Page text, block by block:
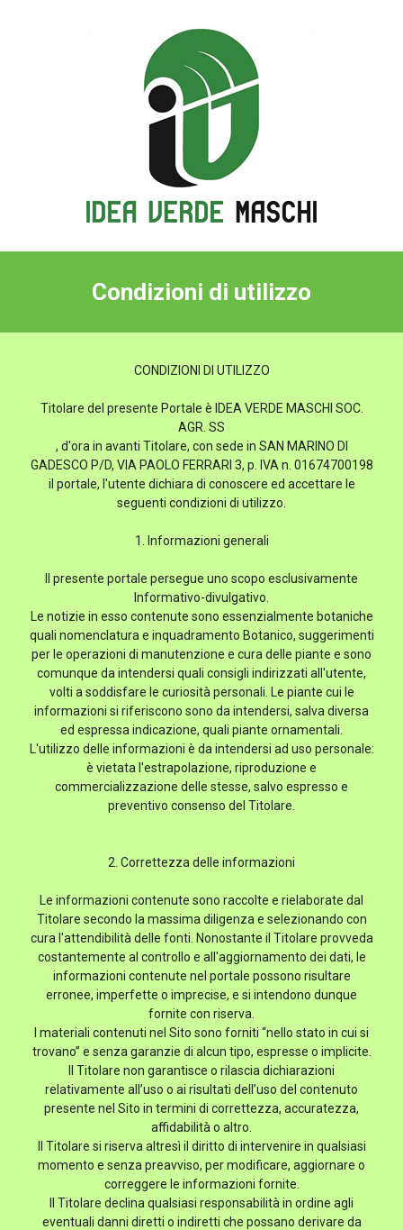
Condizioni di utilizzo
CONDIZIONI DI UTILIZZO
Titolare del presente Portale è IDEA VERDE MASCHI SOC.
AGR. SS
, d'ora in avanti Titolare, con sede in SAN MARINO DI
GADESCO P/D, VIA PAOLO FERRARI 3, p. IVA n. 01674700198
il portale, l'utente dichiara di conoscere ed accettare le
seguenti condizioni di utilizzo.
1. Informazioni generali
Il presente portale persegue uno scopo esclusivamente
Informativo-divulgativo.
Le notizie in esso contenute sono essenzialmente botaniche
quali nomenclatura e inquadramento Botanico, suggerimenti
per le operazioni di manutenzione e cura delle piante e sono
comunque da intendersi quali consigli indirizzati all'utente,
volti a soddisfare le curiosità personali. Le piante cui le
informazioni si riferiscono sono da intendersi, salva diversa
ed espressa indicazione, quali piante ornamentali.
L'utilizzo delle informazioni è da intendersi ad uso personale:
è vietata l'estrapolazione, riproduzione e
commercializzazione delle stesse, salvo espresso e
preventivo consenso del Titolare.
2. Correttezza delle informazioni
Le informazioni contenute sono raccolte e rielaborate dal
Titolare secondo la massima diligenza e selezionando con
cura l'attendibilità delle fonti. Nonostante il Titolare provveda
costantemente al controllo e all'aggiornamento dei dati, le
informazioni contenute nel portale possono risultare
erronee, imperfette o imprecise, e si intendono dunque
fornite con riserva.
I materiali contenuti nel Sito sono forniti “nello stato in cui si
trovano” e senza garanzie di alcun tipo, espresse o implicite.
Il Titolare non garantisce o rilascia dichiarazioni
relativamente all’uso o ai risultati dell’uso del contenuto
presente nel Sito in termini di correttezza, accuratezza,
affidabilità o altro.
Il Titolare si riserva altresì il diritto di intervenire in qualsiasi
momento e senza preavviso, per modificare, aggiornare o
correggere le informazioni fornite.
Il Titolare declina qualsiasi responsabilità in ordine agli
eventuali danni diretti o indiretti che possano derivare da